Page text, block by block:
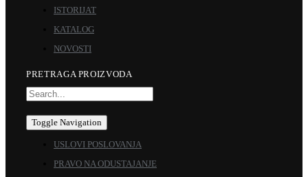
ISTORIJAT
KATALOG
NOVOSTI
PRETRAGA PROIZVODA
Toggle Navigation
USLOVI POSLOVANJA
PRAVO NA ODUSTAJANJE